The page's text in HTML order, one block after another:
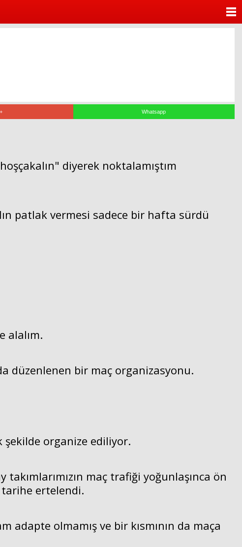
Whatsapp
diyerek noktalamıştım
patlak vermesi sadece bir hafta sürdü
alalım.
düzenlenen bir maç organizasyonu.
organize ediliyor.
maç trafiği yoğunlaşınca ön
tarihe ertelendi.
olmamış ve bir kısmının da maça